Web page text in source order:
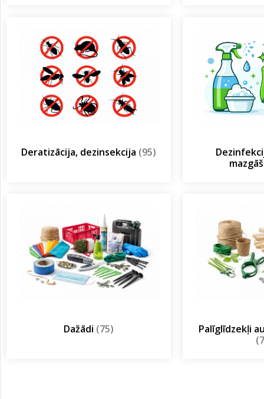
Deratizācija, dezinsekcija (95)
Dažādi (75)
Palīglīdzekļi